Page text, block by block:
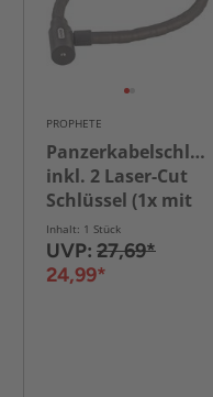
PROPHETE
Panzerkabelschloss,
inkl. 2 Laser-Cut
Schlüssel (1x mit
LED), Länge: 100
cm
Inhalt: 1 Stück
UVP: 27,69*
24,99*